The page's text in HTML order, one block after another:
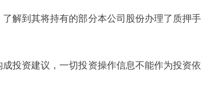
解到其将持有的部分本公司股份办理了质押手
投资建议，一切投资操作信息不能作为投资依